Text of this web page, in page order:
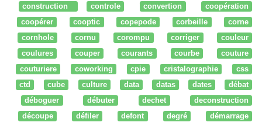
construction
controle convertion
coopération
coopérer
cooptic copepode corbeille
corne
cornhole
cornu corompu corriger
couleur
coulures
couper courants courbe
couture
couturiere
coworking cpie cristalographie
css
ctd
cube culture data datas dates
débat
déboguer
débuter dechet
deconstruction
découpe
défiler defont degré
démarrage